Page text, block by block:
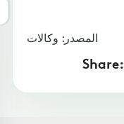
المصدر: وكالات
Share: